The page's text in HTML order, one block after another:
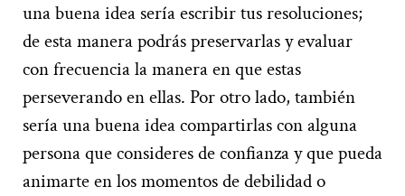
una buena idea sería escribir tus resoluciones;
de esta manera podrás preservarlas y evaluar
con frecuencia la manera en que estas
perseverando en ellas. Por otro lado, también
sería una buena idea compartirlas con alguna
persona que consideres de confianza y que pueda
animarte en los momentos de debilidad o